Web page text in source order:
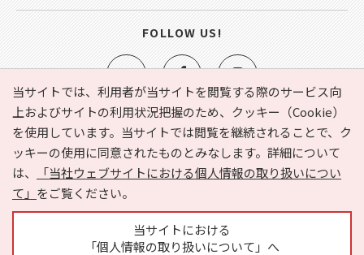
当サイトでは、利用者が当サイトを閲覧する際のサービス向
上およびサイトの利用状況把握のため、クッキー（Cookie）
を使用しています。当サイトでは閲覧を継続されることで、ク
ッキーの使用に同意されたものとみなします。詳細について
は、
「当社ウェブサイトにおける個人情報の取り扱いについ
て」 をご覧ください。
当サイトにおける
「個人情報の取り扱いについて」へ
e-NAVITA（イーナビタ）とは？ お気に入り
ヘルプ
利用規約
個人情報の取り扱いについて
運営会社
サイトマップ
広告掲載に関するお問い合わせ
FOLLOW US!